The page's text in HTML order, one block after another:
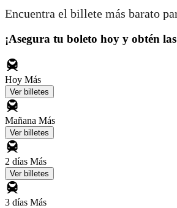
Encuentra el billete más barato
¡Asegura tu boleto hoy y obtén
Hoy Más
Ver billetes
Mañana Más
Ver billetes
2 días Más
Ver billetes
3 días Más